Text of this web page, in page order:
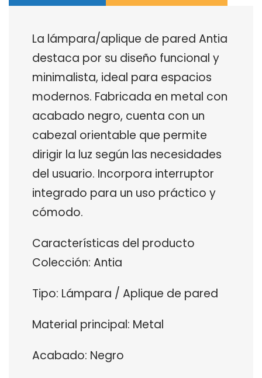
La lámpara/aplique de pared Antia
destaca por su diseño funcional y
minimalista, ideal para espacios
modernos. Fabricada en metal con
acabado negro, cuenta con un
cabezal orientable que permite
dirigir la luz según las necesidades
del usuario. Incorpora interruptor
integrado para un uso práctico y
cómodo.
Características del producto
Colección: Antia
Tipo: Lámpara / Aplique de pared
Material principal: Metal
Acabado: Negro